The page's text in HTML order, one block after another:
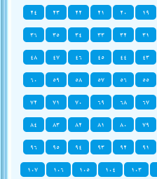
١٩ ٢٠ ٢١ ٢٢ ٢٣
٢٤
٣١ ٣٢ ٣٣ ٣٤ ٣٥
٣٦
٤٣ ٤٤ ٤٥ ٤٦ ٤٧
٤٨
٥٥ ٥٦ ٥٧ ٥٨ ٥٩
٦٠
٦٧ ٦٨ ٦٩ ٧٠ ٧١
٧٢
٧٩ ٨٠ ٨١ ٨٢ ٨٣
٨٤
٩١ ٩٢ ٩٣ ٩٤ ٩٥
٩٦
١٠٣ ١٠٤ ١٠٥ ١٠٦
١٠٧